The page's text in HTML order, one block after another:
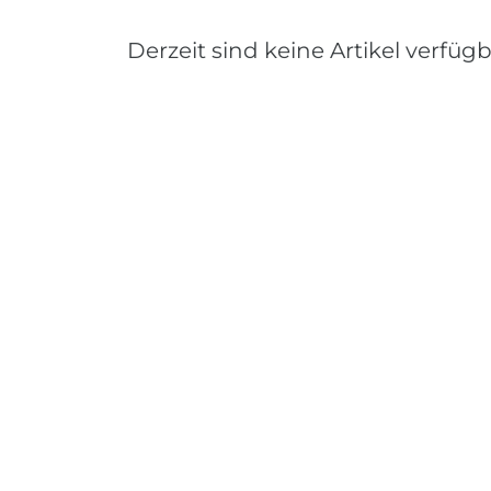
Derzeit sind keine Artikel